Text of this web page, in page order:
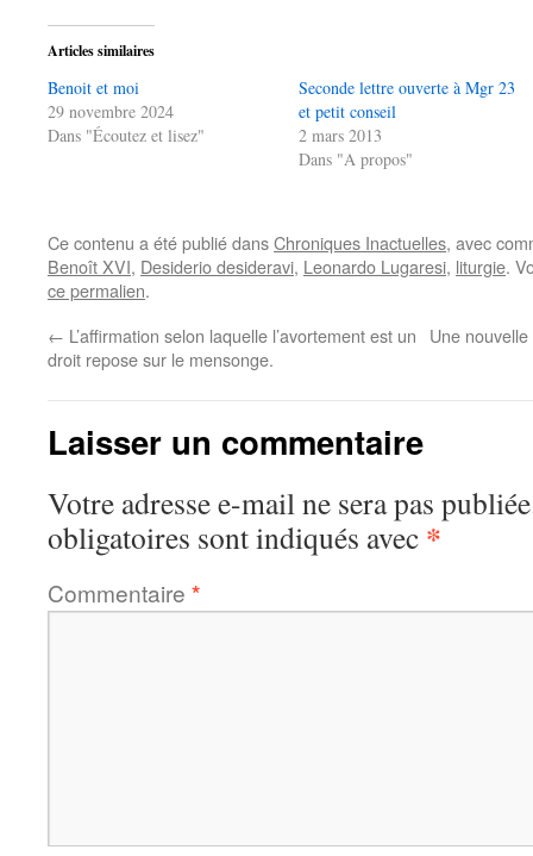
Articles similaires
Benoit et moi
29 novembre 2024
Dans "Écoutez et lisez"
Seconde lettre ouverte à Mgr 23
et petit conseil
2 mars 2013
Dans "A propos"
Ce contenu a été publié dansChroniques Inactuelles, avec
Benoît XVI, Desiderio desideravi, Leonardo Lugaresi, liturgie.
ce permalien.
← L’affirmation selon laquelle l’avortement est un
droit repose sur le mensonge.
Une
Laisser un commentaire
Votre adresse e-mail ne sera pas
obligatoires sont indiqués avec *
Commentaire *